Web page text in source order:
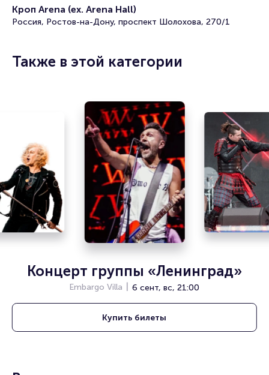
Музыка этого жанра отличается лиричностью, гитарными
партиями, выраженным звучанием ударных и вокалом рок-
Многие рок-хиты вошли в золотую коллекцию мировой
музыки. Музыканты продолжают радовать своих
Если вы соскучились по старому доброму року, вам стоит
сходить на это мероприятие, чтобы услышать кое-что из
уже полюбившегося и познакомиться с новыми работами.
Билеты на концерт "Pauzern Picnic"
Portalbilet – удобный и надежный сервис для покупки и
продажи билетов на мероприятия разного формата.
Среднее время на покупку билета здесь начиная с выбора
места завершая оформлением его в зрительном зале на
ваше имя занимает не более двух минут. Билеты на
концерт "Pauzern Picnic" пользуются большой
популярностью у зрителей. Спешите купить их, пока они
Полезные ссылки
Кроп Arena (ex. Arena Hall)
Россия, Ростов-на-Дону, проспект Шолохова, 270/1
Также в этой категории
Концерт группы «Ленинград»
Embargo Villa 6 сент, вс, 21:00
Купить билеты